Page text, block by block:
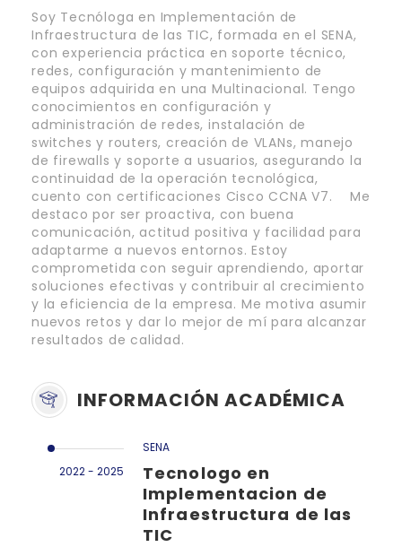
Soy Tecnóloga en Implementación de
Infraestructura de las TIC, formada en el SENA,
con experiencia práctica en soporte técnico,
redes, configuración y mantenimiento de
equipos adquirida en una Multinacional. Tengo
conocimientos en configuración y
administración de redes, instalación de
switches y routers, creación de VLANs, manejo
de firewalls y soporte a usuarios, asegurando la
continuidad de la operación tecnológica,
cuento con certificaciones Cisco CCNA V7. Me
destaco por ser proactiva, con buena
comunicación, actitud positiva y facilidad para
adaptarme a nuevos entornos. Estoy
comprometida con seguir aprendiendo, aportar
soluciones efectivas y contribuir al crecimiento
y la eficiencia de la empresa. Me motiva asumir
nuevos retos y dar lo mejor de mí para alcanzar
resultados de calidad.
INFORMACIÓN ACADÉMICA
2022 - 2025
SENA
Tecnologo en
Implementacion de
Infraestructura de las
TIC